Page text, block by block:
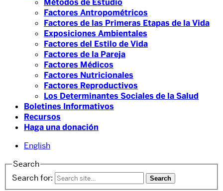
Métodos de Estudio
Factores Antropométricos
Factores de las Primeras Etapas de la Vida
Exposiciones Ambientales
Factores del Estilo de Vida
Factores de la Pareja
Factores Médicos
Factores Nutricionales
Factores Reproductivos
Los Determinantes Sociales de la Salud
Boletines Informativos
Recursos
Haga una donación
English
Search
Search for: